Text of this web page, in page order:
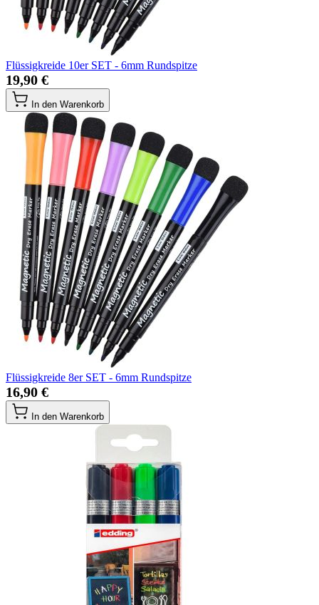
Flüssigkreide 10er SET - 6mm Rundspitze
19,90 €
In den Warenkorb
Flüssigkreide 8er SET - 6mm Rundspitze
16,90 €
In den Warenkorb